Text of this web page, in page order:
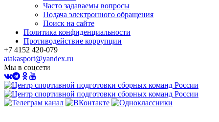
Часто задаваемы вопросы
Подача электронного обращения
Поиск на сайте
Политика конфиденциальности
Противодействие коррупции
+7 4152 420-079
atakasport@yandex.ru
Мы в соцсети